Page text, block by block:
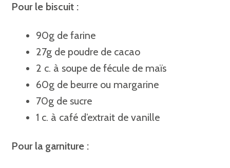
Pour le biscuit :
90g de farine
27g de poudre de cacao
2 c. à soupe de fécule de maïs
60g de beurre ou margarine
70g de sucre
1 c. à café d’extrait de vanille
Pour la garniture :